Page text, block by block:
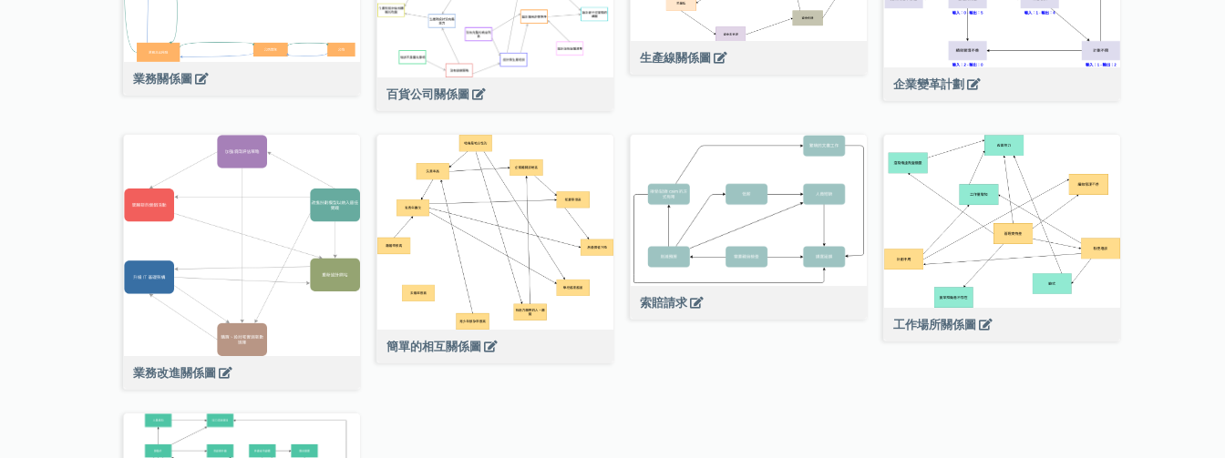
業務關係圖
百貨公司關係圖
生產線關係圖
企業變革計劃
業務改進關係圖
簡單的相互關係圖
索賠請求
工作場所關係圖